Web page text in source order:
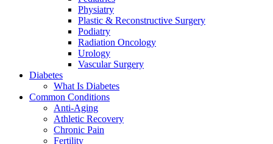
Physiatry
Plastic & Reconstructive Surgery
Podiatry
Radiation Oncology
Urology
Vascular Surgery
Diabetes
What Is Diabetes
Common Conditions
Anti-Aging
Athletic Recovery
Chronic Pain
Fertility